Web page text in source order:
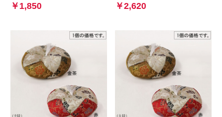
￥1,850 ￥2,620